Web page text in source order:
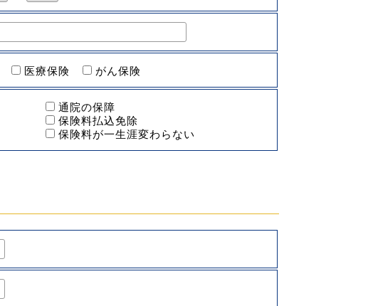
医療保険 がん保険
通院の保障
保険料払込免除
保険料が一生涯変わらない